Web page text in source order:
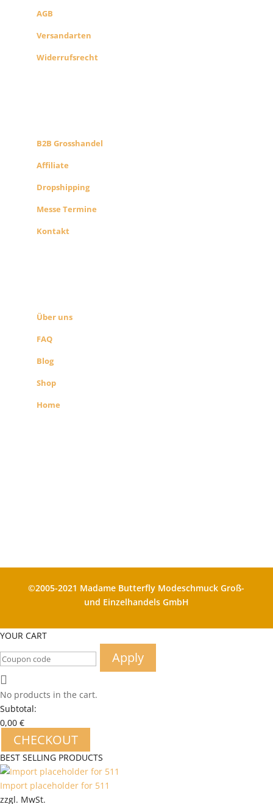
AGB
Versandarten
Widerrufsrecht
B2B Grosshandel
Affiliate
Dropshipping
Messe Termine
Kontakt
Über uns
FAQ
Blog
Shop
Home
©2005-2021 Madame Butterfly Modeschmuck Groß-
und Einzelhandels GmbH
YOUR CART
Apply
No products in the cart.
Subtotal:
0,00 €
CHECKOUT
BEST SELLING PRODUCTS
Import placeholder for 511
zzgl. MwSt.